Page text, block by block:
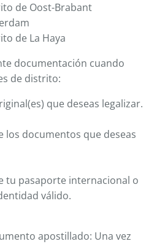
de Oost-Brabant
de La Haya
documentación cuando
de distrito:
que deseas legalizar.
los documentos que deseas
tu pasaporte internacional o
válido.
apostillado: Una vez